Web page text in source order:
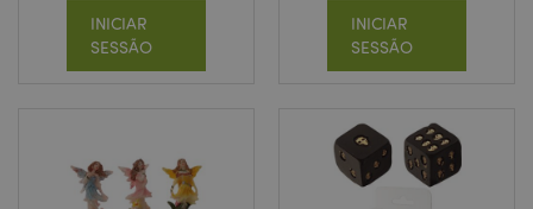
INICIAR
SESSÃO
INICIAR
SESSÃO